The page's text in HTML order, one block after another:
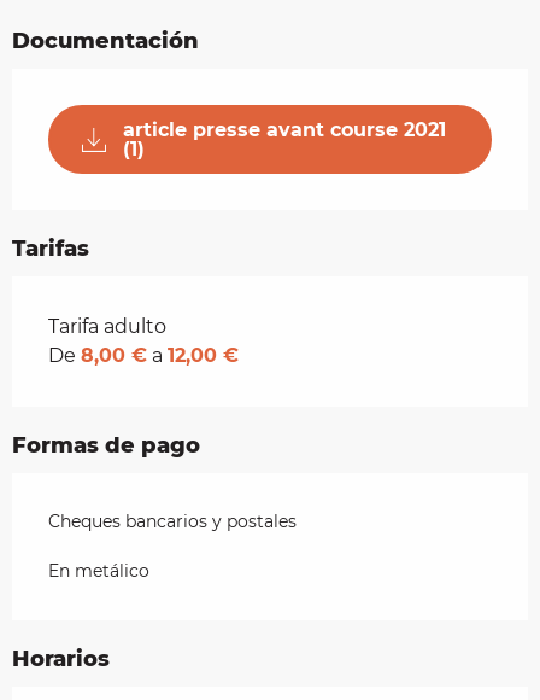
Documentación
article presse avant course 2021
(1)
Tarifas
Tarifas 2026
Tarifa adulto
De 8,00 € a 12,00 €
Formas de pago
Cheques bancarios y postales
En metálico
Horarios